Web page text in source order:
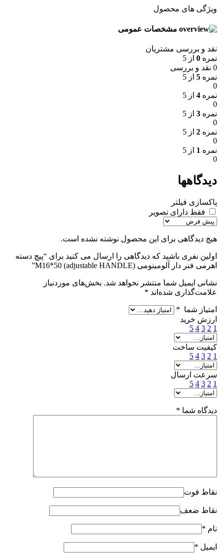
ویژگی های محصول
مشخصات عمومی
نقد و بررسی مشتریان
نمره 0 از 5
0 نقد و بررسی
نمره 5 از 5
0
نمره 4 از 5
0
نمره 3 از 5
0
نمره 2 از 5
0
نمره 1 از 5
0
دیدگاهها
پاکسازی فیلتر
فقط دارای تصویر
هیچ دیدگاهی برای این محصول نوشته نشده است.
اولین نفری باشید که دیدگاهی را ارسال می کنید برای “پیچ دسته
اهرمی فنر دار آلومینومی M16*50 (adjustable HANDLE)”
نشانی ایمیل شما منتشر نخواهد شد. بخش‌های موردنیاز
علامت‌گذاری شده‌اند *
امتیاز شما *
ارزش خرید
1
2
3
4
5
کیفیت ساخت
1
2
3
4
5
سرعت ارسال
1
2
3
4
5
دیدگاه شما *
نقاط قوت
نقاط ضعف
نام *
ایمیل *